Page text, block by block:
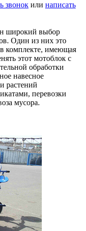
звонок или написать
широкий выбор
Один из них это
комплекте, имеющая
этот мотоблок с
обработки
навесное
растений
перевозки
мусора.